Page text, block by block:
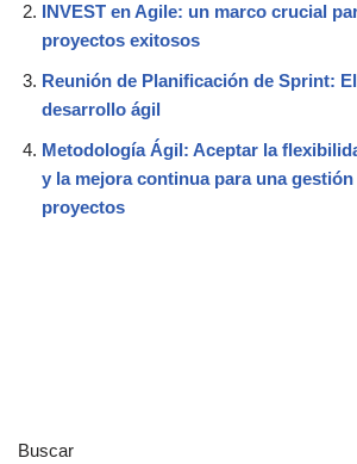
INVEST en Agile: un marco crucial
proyectos exitosos
Reunión de Planificación de Sprint:
desarrollo ágil
Metodología Ágil: Aceptar la
y la mejora continua para una
proyectos
Buscar